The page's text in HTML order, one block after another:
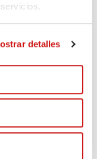
detalles